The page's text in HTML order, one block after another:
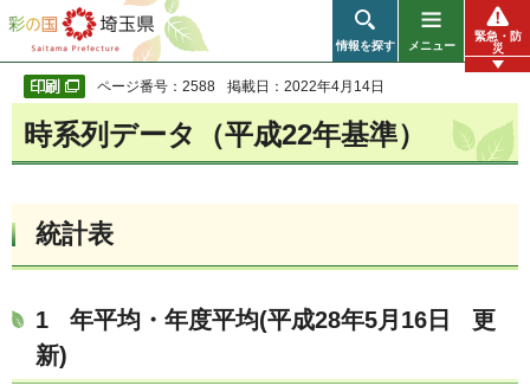
彩の国 埼玉県
情報を探す メニュー
緊急・防
災
ページ番号：2588 掲載日：2022年4月14日
時系列データ（平成22年基準）
統計表
1 年平均・年度平均(平成28年5月16日 更
新)